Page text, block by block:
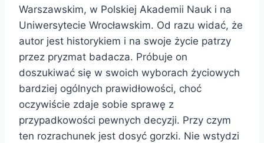
Warszawskim, w Polskiej Akademii Nauk i na
Uniwersytecie Wrocławskim. Od razu widać, że
autor jest historykiem i na swoje życie patrzy
przez pryzmat badacza. Próbuje on
doszukiwać się w swoich wyborach życiowych
bardziej ogólnych prawidłowości, choć
oczywiście zdaje sobie sprawę z
przypadkowości pewnych decyzji. Przy czym
ten rozrachunek jest dosyć gorzki. Nie wstydzi